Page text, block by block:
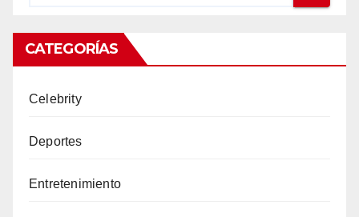
CATEGORÍAS
Celebrity
Deportes
Entretenimiento